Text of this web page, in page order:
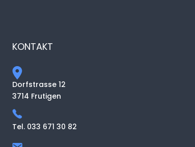
KONTAKT
Dorfstrasse 12
3714 Frutigen
Tel. 033 671 30 82